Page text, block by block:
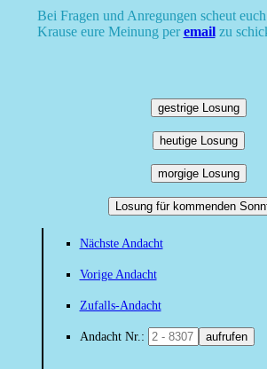
Bei Fragen und Anregungen scheut
Krause eure Meinung peremailzu
gestrige Losung
heutige Losung
morgige Losung
Losung für kommenden
Nächste Andacht
Vorige Andacht
Zufalls-Andacht
Andacht Nr.: aufrufen